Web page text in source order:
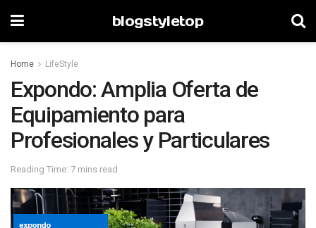
blogstyletop
Home LifeStyle
Expondo: Amplia Oferta de
Equipamiento para
Profesionales y Particulares
Reading Time: 7 mins read